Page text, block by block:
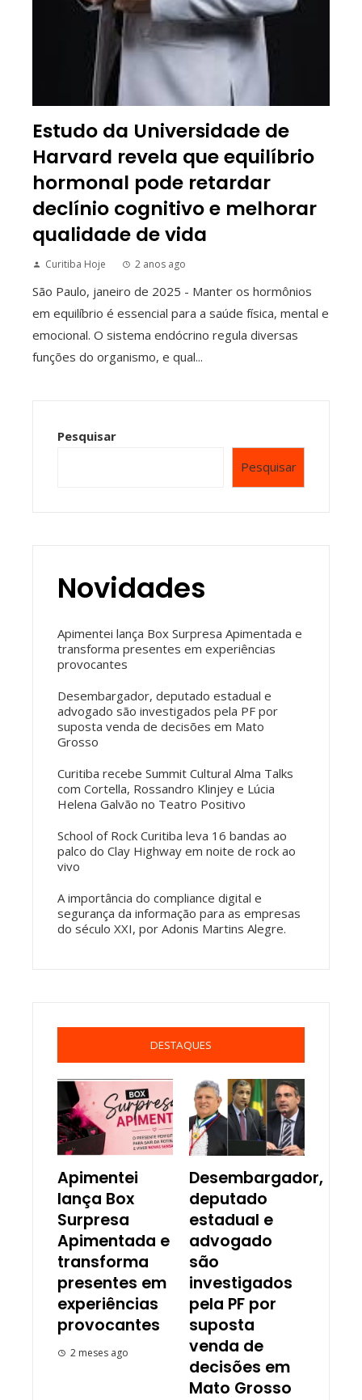
Estudo da Universidade de
Harvard revela que equilíbrio
hormonal pode retardar
declínio cognitivo e melhorar
qualidade de vida
Curitiba Hoje 2 anos ago
São Paulo, janeiro de 2025 - Manter os hormônios
em equilíbrio é essencial para a saúde física, mental e
emocional. O sistema endócrino regula diversas
funções do organismo, e qual...
Pesquisar
Pesquisar
Novidades
Apimentei lança Box Surpresa Apimentada e
transforma presentes em experiências
provocantes
Desembargador, deputado estadual e
advogado são investigados pela PF por
suposta venda de decisões em Mato
Grosso
Curitiba recebe Summit Cultural Alma Talks
com Cortella, Rossandro Klinjey e Lúcia
Helena Galvão no Teatro Positivo
School of Rock Curitiba leva 16 bandas ao
palco do Clay Highway em noite de rock ao
vivo
A importância do compliance digital e
segurança da informação para as empresas
do século XXI, por Adonis Martins Alegre.
DESTAQUES
Apimentei
lança Box
Surpresa
Apimentada e
transforma
presentes em
experiências
provocantes
2 meses ago
Desembargador,
deputado
estadual e
advogado
são
investigados
pela PF por
suposta
venda de
decisões em
Mato Grosso